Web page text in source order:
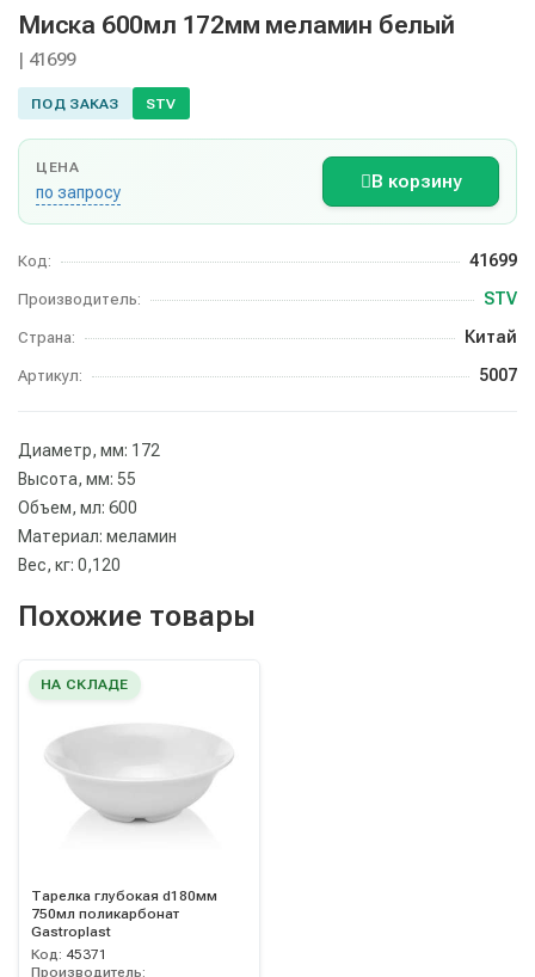
Миска 600мл 172мм меламин белый
| 41699
ПОД ЗАКАЗ STV
ЦЕНА
по запросу
В корзину
Код: 41699
Производитель: STV
Страна: Китай
Артикул: 5007
Диаметр, мм: 172
Высота, мм: 55
Объем, мл: 600
Материал: меламин
Вес, кг: 0,120
Похожие товары
НА СКЛАДЕ
Тарелка глубокая d180мм
750мл поликарбонат
Gastroplast
Код: 45371
Производитель: